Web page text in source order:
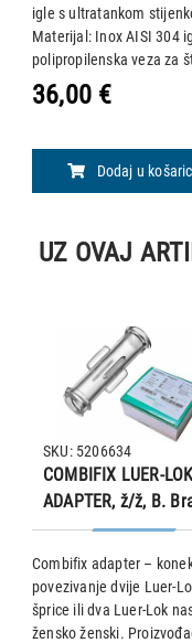
igle s ultratankom
Materijal: Inox AISI 304
polipropilenska veza za
• Sterilizirane etilen
Prodaje se u pojedinačnim
36,00 €
Dodaj u
UZ OVAJ
COMBIFIX LUER-
ADAPTER, ž/ž, B.
Combifix adapter –
povezivanje dvije Luer-
šprice ili dva Luer-Lok
žensko ženski.
SKU: 5206634